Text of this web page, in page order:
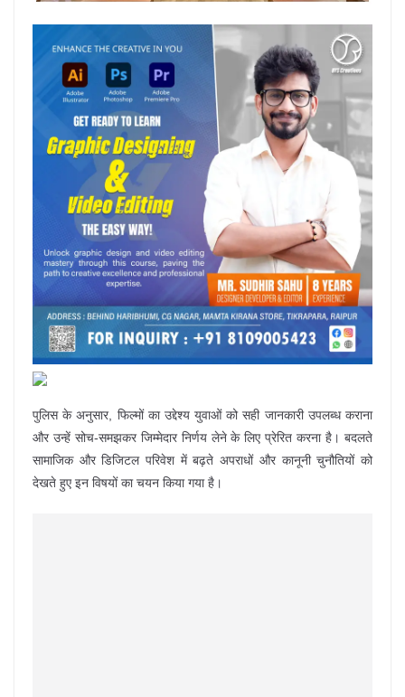
पुलिस के अनुसार, फिल्मों का उद्देश्य युवाओं को सही जानकारी उपलब्ध कराना
और उन्हें सोच-समझकर जिम्मेदार निर्णय लेने के लिए प्रेरित करना है। बदलते
सामाजिक और डिजिटल परिवेश में बढ़ते अपराधों और कानूनी चुनौतियों को
देखते हुए इन विषयों का चयन किया गया है।